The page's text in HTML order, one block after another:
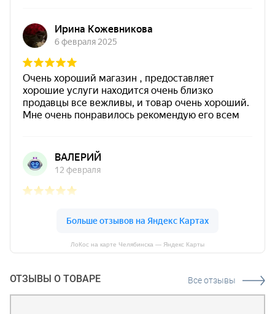
ЛоКос на карте Челябинска — Яндекс Карты
ОТЗЫВЫ О ТОВАРЕ Все отзывы